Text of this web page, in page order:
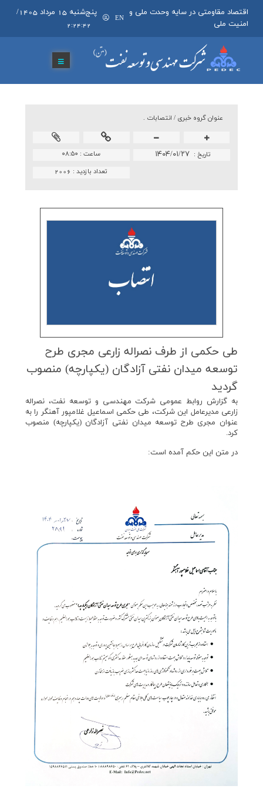
اقتصاد مقاومتی در سایه وحدت ملی و
امنیت ملی
EN
پنج‌شنبه 15 مرداد 1405 /
2:24:43
عنوان گروه خبري / انتصابات .
ساعت : ۰۸:۵۰ تاريخ : ۱۴۰۴/۰۱/۲۷
تعداد بازدید : 2006
طی حكمی از طرف نصراله زارعی مجری طرح
توسعه میدان نفتی آزادگان (یكپارچه) منصوب
گردید
به گزارش روابط عمومی شرکت مهندسی و توسعه نفت، نصراله
زارعي مديرعامل اين شركت، طي حكمی اسماعیل غلامپور آهنگر را به
عنوان مجری طرح توسعه میدان نفتی آزادگان (یکپارچه) منصوب
كرد.
در متن این حکم آمده است: